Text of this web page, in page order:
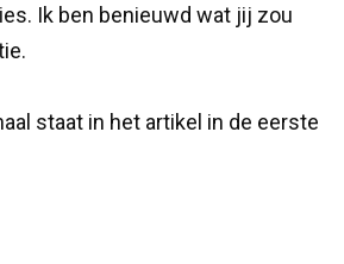
Ik ben benieuwd wat jij zou
staat in het artikel in de eerste